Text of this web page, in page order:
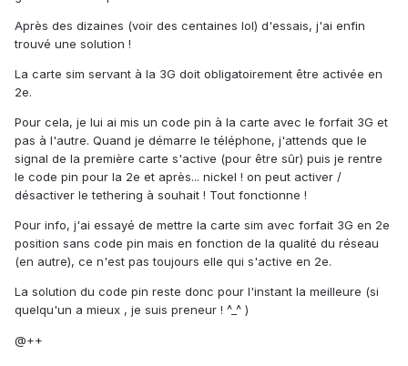
Après des dizaines (voir des centaines lol) d'essais, j'ai enfin
trouvé une solution !
La carte sim servant à la 3G doit obligatoirement être activée en
2e.
Pour cela, je lui ai mis un code pin à la carte avec le forfait 3G et
pas à l'autre. Quand je démarre le téléphone, j'attends que le
signal de la première carte s'active (pour être sûr) puis je rentre
le code pin pour la 2e et après... nickel ! on peut activer /
désactiver le tethering à souhait ! Tout fonctionne !
Pour info, j'ai essayé de mettre la carte sim avec forfait 3G en 2e
position sans code pin mais en fonction de la qualité du réseau
(en autre), ce n'est pas toujours elle qui s'active en 2e.
La solution du code pin reste donc pour l'instant la meilleure (si
quelqu'un a mieux , je suis preneur ! ^_^ )
@++